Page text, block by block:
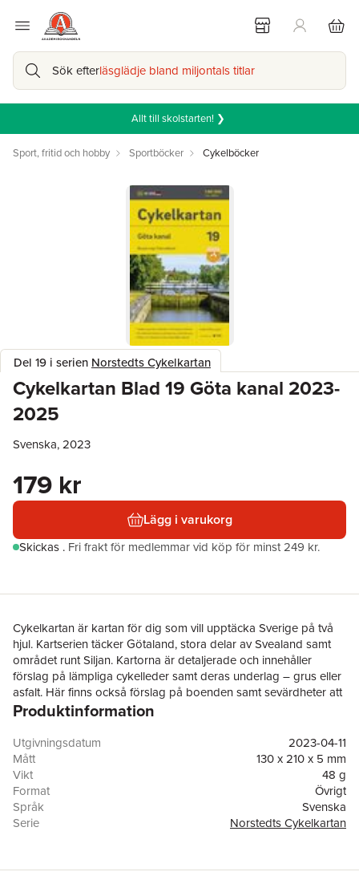
Sök efterläsglädje bland miljontals titlar
Allt till skolstarten! ❯
Sport, fritid och hobby Sportböcker Cykelböcker
Del 19 i serien Norstedts Cykelkartan
Cykelkartan Blad 19 Göta kanal 2023-
2025
Svenska, 2023
179 kr
Lägg i varukorg
Skickas . Fri frakt för medlemmar vid köp för minst 249 kr.
Cykelkartan är kartan för dig som vill upptäcka Sverige på två
hjul. Kartserien täcker Götaland, stora delar av Svealand samt
området runt Siljan. Kartorna är detaljerade och innehåller
förslag på lämpliga cykelleder samt deras underlag – grus eller
asfalt. Här finns också förslag på boenden samt sevärdheter att
besöka under cykelturen.
Produktinformation
Utgivningsdatum
2023-04-11
Mått
130 x 210 x 5 mm
Vikt
48 g
Format
Övrigt
Språk
Svenska
Serie
Norstedts Cykelkartan
Förlag
Kartförlaget